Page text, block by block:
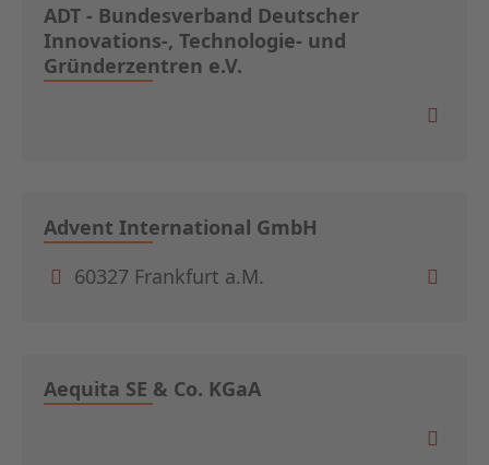
ADT - Bundesverband Deutscher
Innovations-, Technologie- und
Gründerzentren e.V.
Advent International GmbH
60327 Frankfurt a.M.
Aequita SE & Co. KGaA